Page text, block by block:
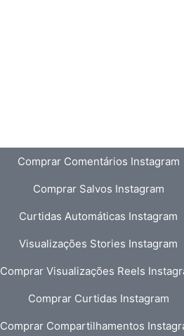
Comprar Comentários Instagram
Comprar Salvos Instagram
Curtidas Automáticas Instagram
Visualizações Stories Instagram
Comprar Visualizações Reels
Comprar Curtidas Instagram
Comprar Compartilhamentos